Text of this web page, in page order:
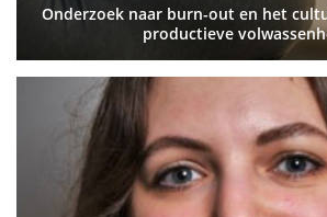
Onderzoek naar burn-out en het
productieve